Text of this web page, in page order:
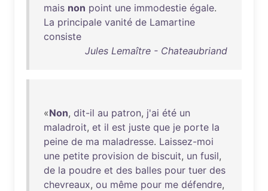
mais non point une immodestie égale.
La principale vanité de Lamartine
consiste
Jules Lemaître - Chateaubriand
«Non, dit-il au patron, j'ai été un
maladroit, et il est juste que je porte la
peine de ma maladresse. Laissez-moi
une petite provision de biscuit, un fusil,
de la poudre et des balles pour tuer des
chevreaux, ou même pour me défendre,